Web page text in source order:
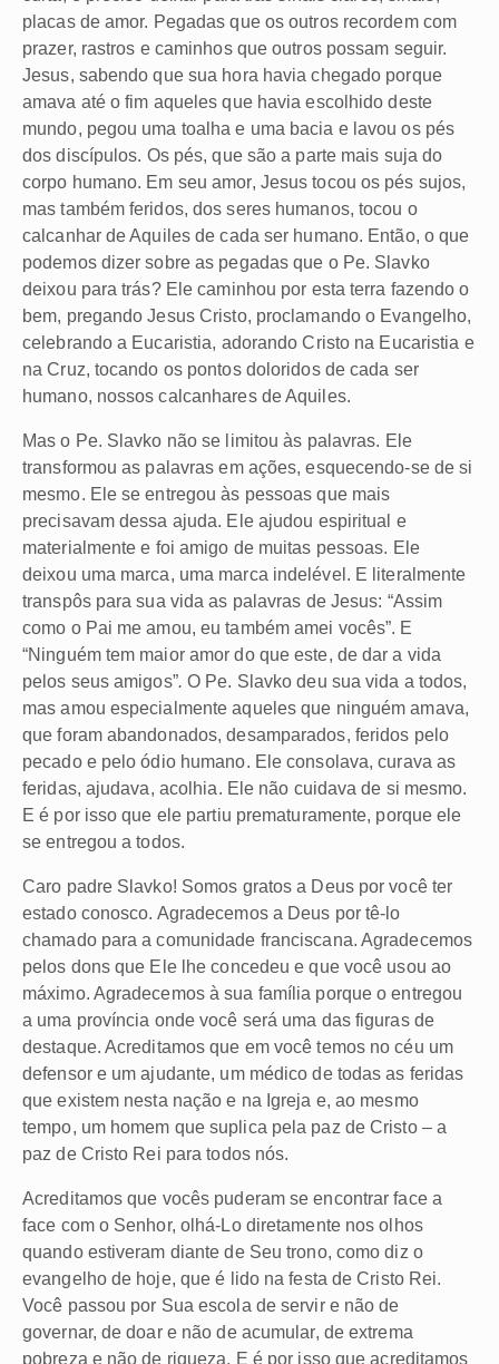
placas de amor. Pegadas que os outros recordem com
prazer, rastros e caminhos que outros possam seguir.
Jesus, sabendo que sua hora havia chegado porque
amava até o fim aqueles que havia escolhido deste
mundo, pegou uma toalha e uma bacia e lavou os pés
dos discípulos. Os pés, que são a parte mais suja do
corpo humano. Em seu amor, Jesus tocou os pés sujos,
mas também feridos, dos seres humanos, tocou o
calcanhar de Aquiles de cada ser humano. Então, o que
podemos dizer sobre as pegadas que o Pe. Slavko
deixou para trás? Ele caminhou por esta terra fazendo o
bem, pregando Jesus Cristo, proclamando o Evangelho,
celebrando a Eucaristia, adorando Cristo na Eucaristia e
na Cruz, tocando os pontos doloridos de cada ser
humano, nossos calcanhares de Aquiles.
Mas o Pe. Slavko não se limitou às palavras. Ele
transformou as palavras em ações, esquecendo-se de si
mesmo. Ele se entregou às pessoas que mais
precisavam dessa ajuda. Ele ajudou espiritual e
materialmente e foi amigo de muitas pessoas. Ele
deixou uma marca, uma marca indelével. E literalmente
transpôs para sua vida as palavras de Jesus: “Assim
como o Pai me amou, eu também amei vocês”. E
“Ninguém tem maior amor do que este, de dar a vida
pelos seus amigos”. O Pe. Slavko deu sua vida a todos,
mas amou especialmente aqueles que ninguém amava,
que foram abandonados, desamparados, feridos pelo
pecado e pelo ódio humano. Ele consolava, curava as
feridas, ajudava, acolhia. Ele não cuidava de si mesmo.
E é por isso que ele partiu prematuramente, porque ele
se entregou a todos.
Caro padre Slavko! Somos gratos a Deus por você ter
estado conosco. Agradecemos a Deus por tê-lo
chamado para a comunidade franciscana. Agradecemos
pelos dons que Ele lhe concedeu e que você usou ao
máximo. Agradecemos à sua família porque o entregou
a uma província onde você será uma das figuras de
destaque. Acreditamos que em você temos no céu um
defensor e um ajudante, um médico de todas as feridas
que existem nesta nação e na Igreja e, ao mesmo
tempo, um homem que suplica pela paz de Cristo – a
paz de Cristo Rei para todos nós.
Acreditamos que vocês puderam se encontrar face a
face com o Senhor, olhá-Lo diretamente nos olhos
quando estiveram diante de Seu trono, como diz o
evangelho de hoje, que é lido na festa de Cristo Rei.
Você passou por Sua escola de servir e não de
governar, de doar e não de acumular, de extrema
pobreza e não de riqueza. E é por isso que acreditamos